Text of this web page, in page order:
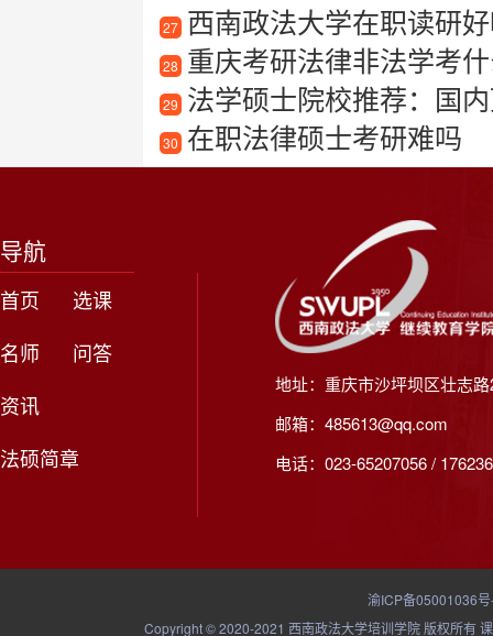
27 西南政法大学在职读研
28 重庆考研法律非法学考
29 法学硕士院校推荐：国
30 在职法律硕士考研难吗
导航
首页
选课
名师
问答
资讯
法硕简章
地址：重庆市沙坪坝区壮志
邮箱：485613@qq.com
电话：023-65207056 /
渝ICP备05001036
Copyright © 2020-2021 西南政法大学培训学院 版权所有